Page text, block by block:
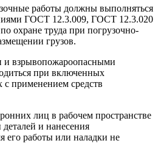
работы должны выполняться
ГОСТ 12.3.009, ГОСТ 12.3.020
охране труда при погрузочно-
грузов.
и взрывопожароопасными
при включенных
применением средств
лиц в рабочем пространстве
и нанесения
его работы или наладки не